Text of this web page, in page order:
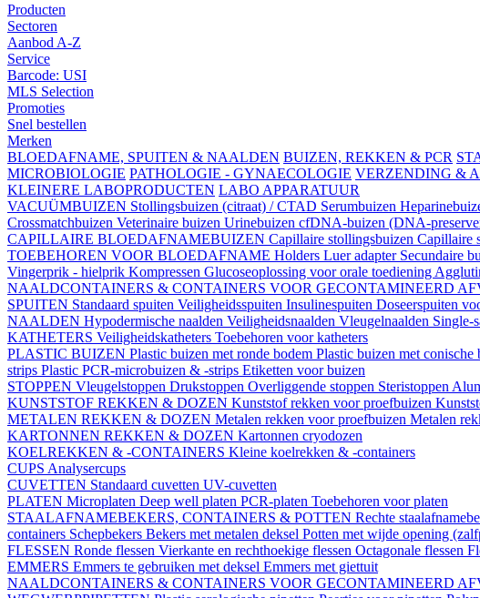
Producten
Sectoren
Aanbod A-Z
Service
Barcode: USI
MLS Selection
Promoties
Snel bestellen
Merken
BLOEDAFNAME, SPUITEN & NAALDEN BUIZEN, REKKEN & PCR
MICROBIOLOGIE PATHOLOGIE - GYNAECOLOGIE VERZENDING &
KLEINERE LABOPRODUCTEN LABO APPARATUUR
VACUÜMBUIZEN Stollingsbuizen (citraat) / CTAD Serumbuizen
Crossmatchbuizen Veterinaire buizen Urinebuizen cfDNA-buizen (DNA-
CAPILLAIRE BLOEDAFNAMEBUIZEN Capillaire stollingsbuizen Capillaire
TOEBEHOREN VOOR BLOEDAFNAME Holders Luer adapter Secundaire
Vingerprik - hielprik Kompressen Glucoseoplossing voor orale toediening
NAALDCONTAINERS & CONTAINERS VOOR GECONTAMINEERD
SPUITEN Standaard spuiten Veiligheidsspuiten Insulinespuiten Doseerspuiten
NAALDEN Hypodermische naalden Veiligheidsnaalden Vleugelnaalden Single-
KATHETERS Veiligheidskatheters Toebehoren voor katheters
PLASTIC BUIZEN Plastic buizen met ronde bodem Plastic buizen met conische
strips Plastic PCR-microbuizen & -strips Etiketten voor buizen
STOPPEN Vleugelstoppen Drukstoppen Overliggende stoppen Steristoppen
KUNSTSTOF REKKEN & DOZEN Kunststof rekken voor proefbuizen
METALEN REKKEN & DOZEN Metalen rekken voor proefbuizen Metalen
KARTONNEN REKKEN & DOZEN Kartonnen cryodozen
KOELREKKEN & -CONTAINERS Kleine koelrekken & -containers
CUPS Analysercups
CUVETTEN Standaard cuvetten UV-cuvetten
PLATEN Microplaten Deep well platen PCR-platen Toebehoren voor platen
STAALAFNAMEBEKERS, CONTAINERS & POTTEN Rechte
containers Schepbekers Bekers met metalen deksel Potten met wijde opening
FLESSEN Ronde flessen Vierkante en rechthoekige flessen Octagonale flessen
EMMERS Emmers te gebruiken met deksel Emmers met giettuit
NAALDCONTAINERS & CONTAINERS VOOR GECONTAMINEERD